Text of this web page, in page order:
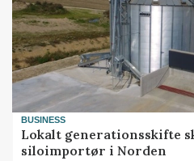
BUSINESS
Lokalt generationsskifte
siloimportør i Norden